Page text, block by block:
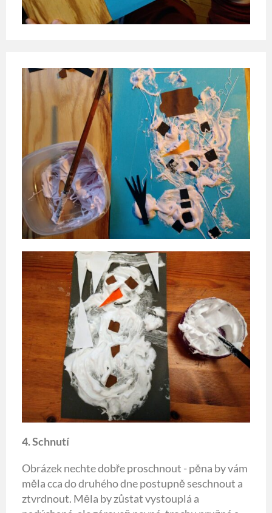
4. Schnutí
Obrázek nechte dobře proschnout - pěna by vám
měla cca do druhého dne postupně seschnout a
ztvrdnout. Měla by zůstat vystouplá a